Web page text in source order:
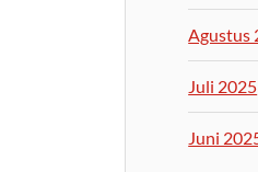
Agustus
Juli 2025
Juni